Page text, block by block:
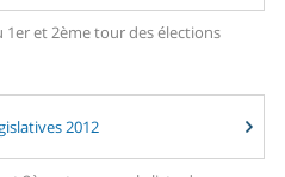
et 2ème tour des élections
2012